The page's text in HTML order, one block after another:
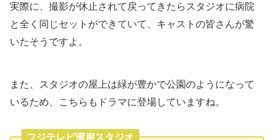
実際に、撮影が休止されて戻ってきたらスタジオに病院
と全く同じセットができていて、キャストの皆さんが驚
いたそうですよ。
また、スタジオの屋上は緑が豊かで公園のようになって
いるため、こちらもドラマに登場していますね。
フジテレビ湾岸スタジオ